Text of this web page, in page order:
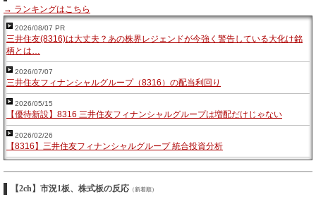
→ ランキングはこちら
2026/08/07 PR
三井住友(8316)は大丈夫？あの株界レジェンドが今強く警告している大化け銘
柄とは…
2026/07/07
三井住友フィナンシャルグループ（8316）の配当利回り
2026/05/15
【優待新設】8316 三井住友フィナンシャルグループは増配だけじゃない
2026/02/26
【8316】三井住友フィナンシャルグループ 統合投資分析
【2ch】市況1板、株式板の反応 （新着順）